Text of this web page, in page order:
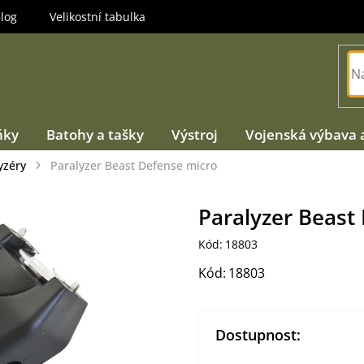
Velikostní tabulka
Batohy a tašky Výstroj Vojenská výbava
Paralyzer Beast Defense micro
Paralyzer
Kód: 18803
Kód: 18803
Dostupnost: